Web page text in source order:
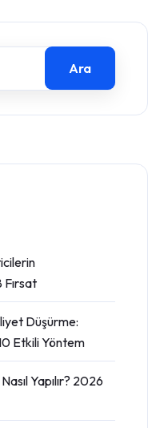
Ara
Düşürme:
Etkili Yöntem
Yapılır? 2026